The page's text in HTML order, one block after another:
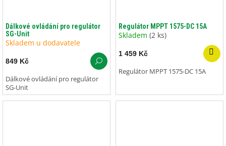
Dálkové ovládání pro regulátor
SG-Unit
Skladem u dodavatele
849 Kč
Dálkové ovládání pro regulátor
SG-Unit
Regulátor MPPT 1575-DC 15A
Skladem (2 ks)
1 459 Kč
Regulátor MPPT 1575-DC 15A